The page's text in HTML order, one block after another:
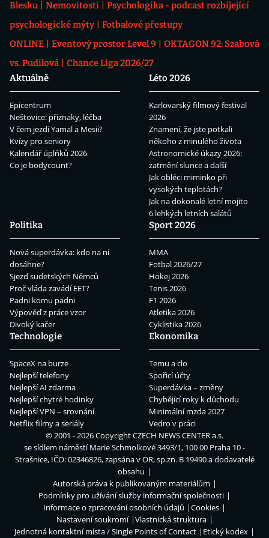
Blesku
Nemovitosti
Psychologika - podcast rozbíjející
psychologické mýty
Fotbalové přestupy
ONLINE
Eventový prostor Level 9
OKTAGON 92: Szabová
vs. Pudilová
Chance Liga 2026/27
Aktuálně
Epicentrum
Neštovice: příznaky, léčba
V čem jezdí Yamal a Mesii?
Kvízy pro seniory
Kalendář úplňků 2026
Co je bodycount?
Léto 2026
Karlovarský filmový festival
2026
Znamení, že jste potkali
někoho z minulého života
Astronomické úkazy 2026:
zatmění slunce a další
Jak obléci miminko při
vysokých teplotách?
Jak na dokonalé letní mojito
6 lehkých letních salátů
Politika
Nová superdávka: kdo na ní
dosáhne?
Sjezd sudetských Němců
Proč vláda zavádí EET?
Padni komu padni
Výpověď z práce vzor
Divoký kačer
Sport 2026
MMA
Fotbal 2026/27
Hokej 2026
Tenis 2026
F1 2026
Atletika 2026
Cyklistika 2026
Technologie
SpaceX na burze
Nejlepší telefony
Nejlepší AI zdarma
Nejlepší chytré hodinky
Nejlepší VPN – srovnání
Netflix filmy a seriály
Ekonomika
Temu a clo
Spořicí účty
Superdávka – změny
Chybějící roky k důchodu
Minimální mzda 2027
Vedro v práci
© 2001 - 2026 CopyrightCZECH NEWS CENTER a.s.
se sídlem náměstí Marie Schmolkové 3493/1, 100 00 Praha 10 -
Strašnice, IČO: 02346826, zapsána v OR, sp.zn. B 19490 a dodavatelé
obsahu
Autorská práva k publikovaným materiálům
Podmínky pro užívání služby informační společnosti
Informace o zpracování osobních údajů
Cookies
Nastavení soukromí
Vlastnická struktura
Jednotná kontaktní místa / Single Points of Contact
Etický kodex